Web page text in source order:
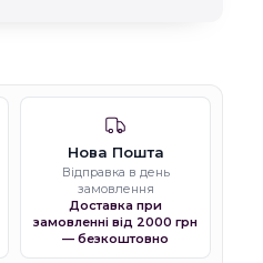
Нова Пошта
Відправка в день
замовлення
Доставка при
замовленні від 2000 грн
— безкоштовно